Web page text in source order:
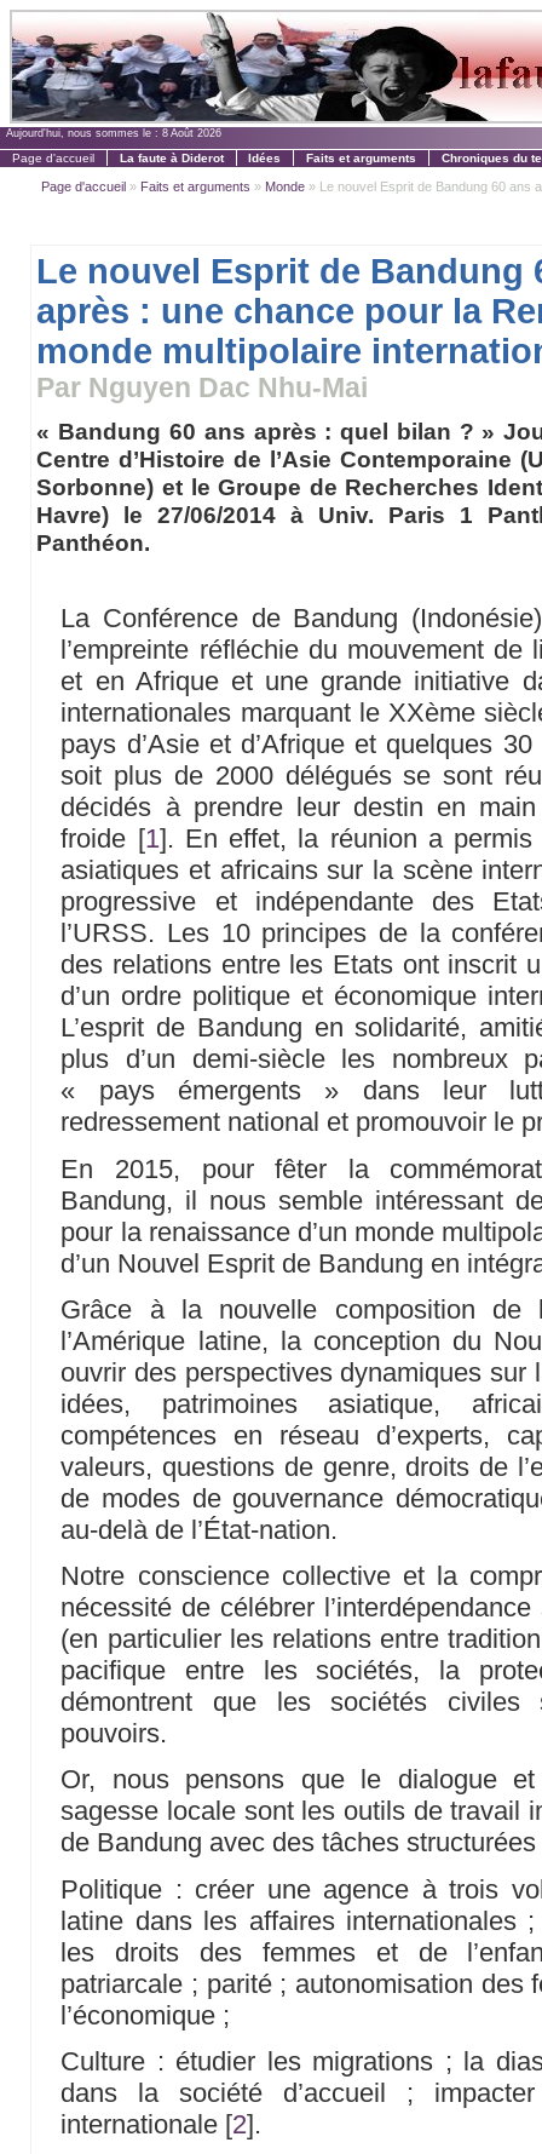
Aujourd'hui, nous sommes le : 8 Août 2026
Page d'accueil La faute à Diderot Idées Faits et arguments Chroniques du
Page d'accueil » Faits et arguments » Monde » Le nouvel Esprit de Bandung 60 ans
Le nouvel Esprit de Bandung
après : une chance pour la
monde multipolaire
Par Nguyen Dac Nhu-Mai
« Bandung 60 ans après : quel bilan ? »
Centre d’Histoire de l’Asie Contemporaine
Sorbonne) et le Groupe de Recherches
Havre) le 27/06/2014 à Univ. Paris 1
Panthéon.
La Conférence de Bandung
l’empreinte réfléchie du mouvement
et en Afrique et une grande initiative
internationales marquant le XXème
pays d’Asie et d’Afrique et quelques
soit plus de 2000 délégués se sont
décidés à prendre leur destin en
froide [1] . En effet, la réunion a permis
asiatiques et africains sur la scène
progressive et indépendante des
l’URSS. Les 10 principes de la
des relations entre les Etats ont inscrit
d’un ordre politique et économique
L’esprit de Bandung en solidarité,
plus d’un demi-siècle les nombreux
« pays émergents » dans leur
redressement national et promouvoir le
En 2015, pour fêter la
Bandung, il nous semble intéressant
pour la renaissance d’un monde
d’un Nouvel Esprit de Bandung en
Grâce à la nouvelle composition de
l’Amérique latine, la conception du
ouvrir des perspectives dynamiques sur
idées, patrimoines asiatique,
compétences en réseau d’experts,
valeurs, questions de genre, droits de
de modes de gouvernance
au-delà de l’État-nation.
Notre conscience collective et la
nécessité de célébrer
(en particulier les relations entre
pacifique entre les sociétés, la
démontrent que les sociétés
pouvoirs.
Or, nous pensons que le dialogue
sagesse locale sont les outils de travail
de Bandung avec des tâches structurées
Politique : créer une agence à trois
latine dans les affaires internationales
les droits des femmes et de
patriarcale ; parité ; autonomisation des
l’économique ;
Culture : étudier les migrations ; la
dans la société d’accueil ;
internationale [2].